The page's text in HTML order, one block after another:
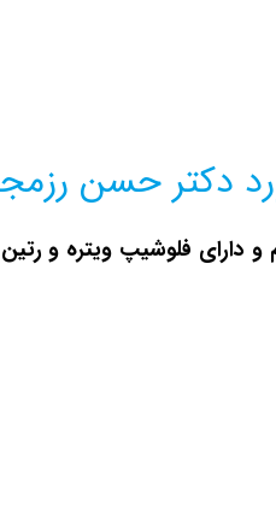
دکتر حسن
فلوشیپ ویتره و